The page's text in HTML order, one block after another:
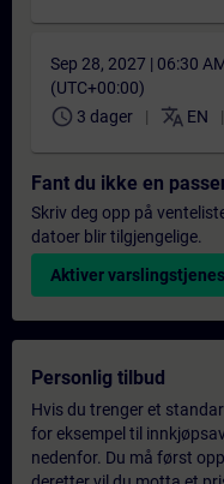
Sep 28, 2027 | 06:30
(UTC+00:00)
schedule 3 dager translate EN
Fant du ikke en
Skriv deg opp på
datoer blir tilgjengelige.
Aktiver
Personlig tilbud
Hvis du trenger et
for eksempel til
nedenfor. Du må først